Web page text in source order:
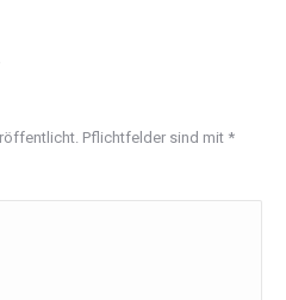
Pflichtfelder sind mit *